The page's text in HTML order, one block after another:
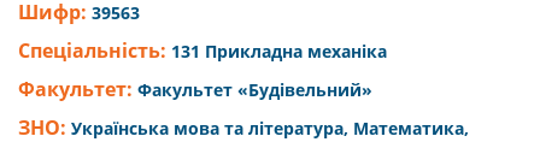
Шифр: 39563
Спеціальність: 131 Прикладна механіка
Факультет: Факультет «Будівельний»
ЗНО: Українська мова та література, Математика,